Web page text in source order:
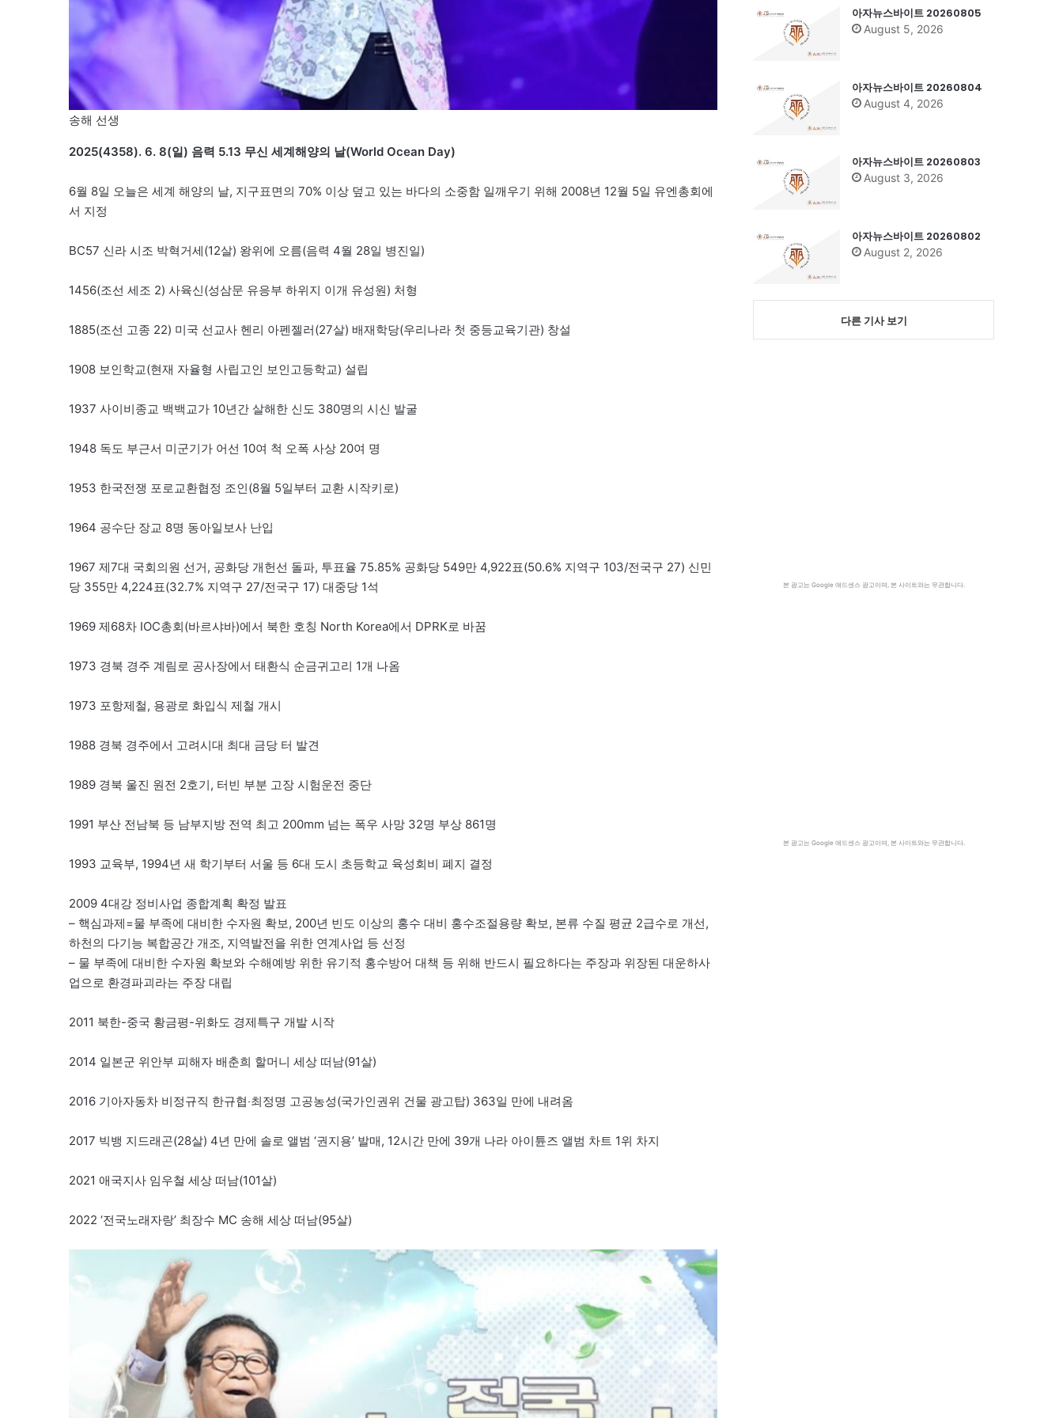
송해 선생
2025(4358). 6. 8(일) 음력 5.13 무신 세계해양의 날(World Ocean Day)
6월 8일 오늘은 세계 해양의 날, 지구표면의 70% 이상 덮고 있는 바다의 소중함 일깨우기 위해 2008년 12월 5일 유엔총회에
서 지정
BC57 신라 시조 박혁거세(12살) 왕위에 오름(음력 4월 28일 병진일)
1456(조선 세조 2) 사육신(성삼문 유응부 하위지 이개 유성원) 처형
1885(조선 고종 22) 미국 선교사 헨리 아펜젤러(27살) 배재학당(우리나라 첫 중등교육기관) 창설
1908 보인학교(현재 자율형 사립고인 보인고등학교) 설립
1937 사이비종교 백백교가 10년간 살해한 신도 380명의 시신 발굴
1948 독도 부근서 미군기가 어선 10여 척 오폭 사상 20여 명
1953 한국전쟁 포로교환협정 조인(8월 5일부터 교환 시작키로)
1964 공수단 장교 8명 동아일보사 난입
1967 제7대 국회의원 선거, 공화당 개헌선 돌파, 투표율 75.85% 공화당 549만 4,922표(50.6% 지역구 103/전국구 27) 신민
당 355만 4,224표(32.7% 지역구 27/전국구 17) 대중당 1석
1969 제68차 IOC총회(바르샤바)에서 북한 호칭 North Korea에서 DPRK로 바꿈
1973 경북 경주 계림로 공사장에서 태환식 순금귀고리 1개 나옴
1973 포항제철, 용광로 화입식 제철 개시
1988 경북 경주에서 고려시대 최대 금당 터 발견
1989 경북 울진 원전 2호기, 터빈 부분 고장 시험운전 중단
1991 부산 전남북 등 남부지방 전역 최고 200mm 넘는 폭우 사망 32명 부상 861명
1993 교육부, 1994년 새 학기부터 서울 등 6대 도시 초등학교 육성회비 폐지 결정
2009 4대강 정비사업 종합계획 확정 발표
– 핵심과제=물 부족에 대비한 수자원 확보, 200년 빈도 이상의 홍수 대비 홍수조절용량 확보, 본류 수질 평균 2급수로 개선,
하천의 다기능 복합공간 개조, 지역발전을 위한 연계사업 등 선정
– 물 부족에 대비한 수자원 확보와 수해예방 위한 유기적 홍수방어 대책 등 위해 반드시 필요하다는 주장과 위장된 대운하사
업으로 환경파괴라는 주장 대립
2011 북한-중국 황금평-위화도 경제특구 개발 시작
2014 일본군 위안부 피해자 배춘희 할머니 세상 떠남(91살)
2016 기아자동차 비정규직 한규협‧최정명 고공농성(국가인권위 건물 광고탑) 363일 만에 내려옴
2017 빅뱅 지드래곤(28살) 4년 만에 솔로 앨범 ‘권지용’ 발매, 12시간 만에 39개 나라 아이튠즈 앨범 차트 1위 차지
2021 애국지사 임우철 세상 떠남(101살)
2022 ‘전국노래자랑’ 최장수 MC 송해 세상 떠남(95살)
아자뉴스바이트 20260805
August 5, 2026
아자뉴스바이트 20260804
August 4, 2026
아자뉴스바이트 20260803
August 3, 2026
아자뉴스바이트 20260802
August 2, 2026
다른 기사 보기
본 광고는 Google 애드센스 광고이며, 본 사이트와는 무관합니다.
본 광고는 Google 애드센스 광고이며, 본 사이트와는 무관합니다.